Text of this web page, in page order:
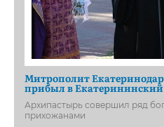
Митрополит
прибыл в
Архипастырь совершил ряд
прихожанами